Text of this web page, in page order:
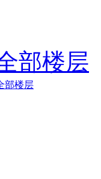
部楼层
部楼层